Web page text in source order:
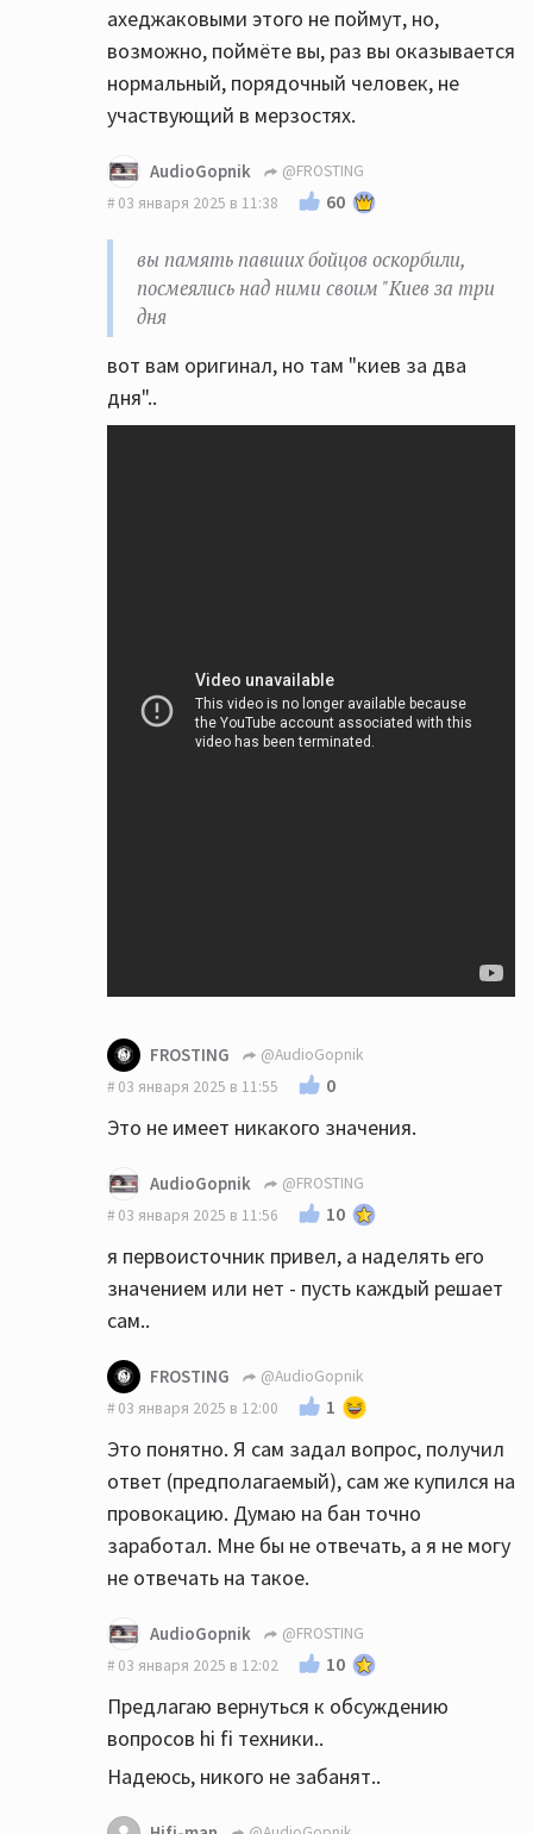
ахеджаковыми этого не поймут, но,
возможно, поймёте вы, раз вы оказывается
нормальный, порядочный человек, не
участвующий в мерзостях.
AudioGopnik
@FROSTING
03 января 2025 в 11:38
60
вы память павших бойцов оскорбили,
посмеялись над ними своим "Киев за три
дня
вот вам оригинал, но там "киев за два
дня"..
FROSTING
@AudioGopnik
03 января 2025 в 11:55
0
Это не имеет никакого значения.
AudioGopnik
@FROSTING
03 января 2025 в 11:56
10
я первоисточник привел, а наделять его
значением или нет - пусть каждый решает
сам..
FROSTING
@AudioGopnik
03 января 2025 в 12:00
1
Это понятно. Я сам задал вопрос, получил
ответ (предполагаемый), сам же купился на
провокацию. Думаю на бан точно
заработал. Мне бы не отвечать, а я не могу
не отвечать на такое.
AudioGopnik
@FROSTING
03 января 2025 в 12:02
10
Предлагаю вернуться к обсуждению
вопросов hi fi техники..
Надеюсь, никого не забанят..